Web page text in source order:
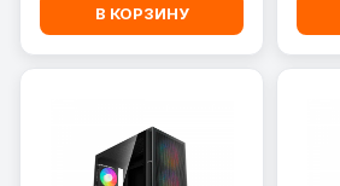
В КОРЗИНУ